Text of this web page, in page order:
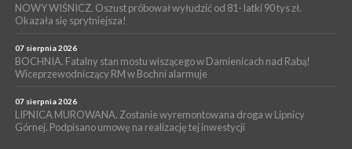
NOWY WIŚNICZ. Oszust próbował wyłudzić od 81- latki 90 tys zł.
Okazała się sprytniejsza!
07 sierpnia 2026
BOCHNIA. Fatalny stan mostu wiszącego w Damienicach nad Rabą!
Wiceprzewodniczący RM w Bochni alarmuje
07 sierpnia 2026
LIPNICA MUROWANA. Zostanie wyremontowana droga w Lipnicy
Górnej. Podpisano umowę na realizację tej inwestycji